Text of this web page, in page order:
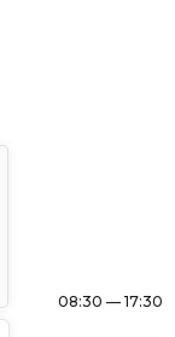
08:30 — 17:30